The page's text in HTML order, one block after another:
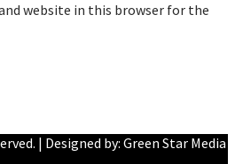
website in this browser for the
| Designed by: Green Star Media